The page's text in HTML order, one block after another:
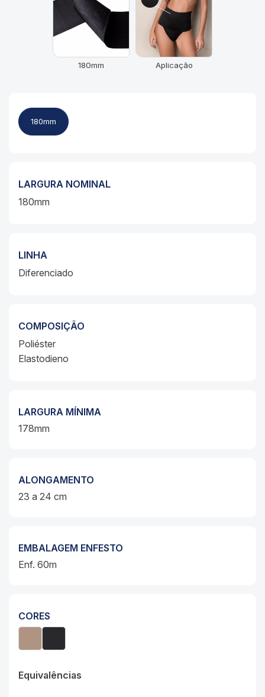
180mm Aplicação
180mm
LARGURA NOMINAL
180mm
LINHA
Diferenciado
COMPOSIÇÃO
Poliéster
Elastodieno
LARGURA MÍNIMA
178mm
ALONGAMENTO
23 a 24 cm
EMBALAGEM ENFESTO
Enf. 60m
CORES
Equivalências